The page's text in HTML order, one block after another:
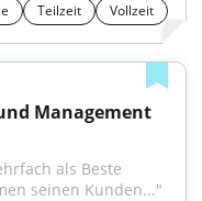
Teilzeit Vollzeit
Management
seinen Kunden..."